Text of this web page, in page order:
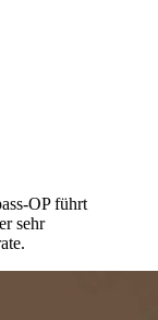
OP führt
sehr